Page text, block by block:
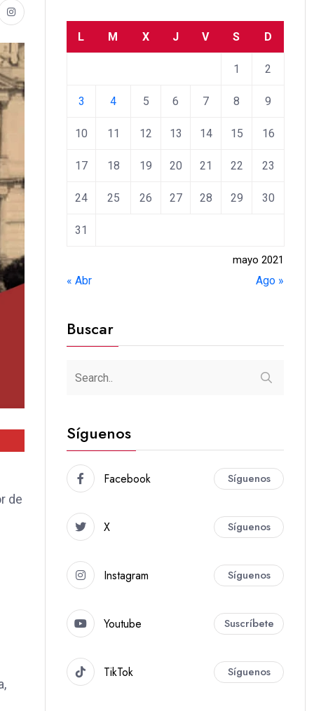
de
mayo 2021
L M X J V S D
1 2
3 4 5 6 7 8 9
10 11 12 13 14 15 16
17 18 19 20 21 22 23
24 25 26 27 28 29 30
31
« Abr Ago »
Buscar
Síguenos
Facebook Síguenos
X Síguenos
Instagram Síguenos
Youtube Suscríbete
TikTok Síguenos